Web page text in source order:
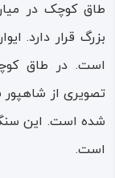
مجموعه تاق‌ وه‌
از سیصد سال پیش
باستان‌ شناختی
تاریخی علاوه‌ بر
تمدن‌های دنیا
طاق کوچک در
بزرگ قرار دارد.
است. در طاق
تصویری از
شده است. این
است.